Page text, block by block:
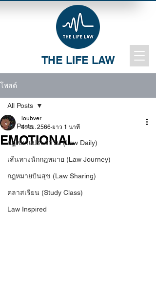
THE LIFE LAW
โพสต์
All Posts
กฎหมายประจำวัน (Law Daily)
เส้นทางนักกฎหมาย (Law Journey)
กฎหมายปันสุข (Law Sharing)
คลาสเรียน (Study Class)
Law Inspired
All Posts
EMOTIONAL
loubver
4 ก.ย. 2566 ยาว 1 นาที